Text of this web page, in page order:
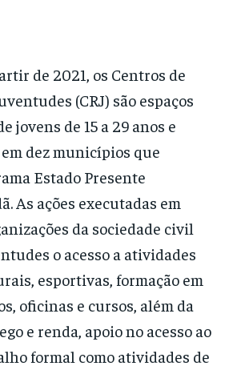
de 2021, os Centros de
(CRJ) são espaços
jovens de 15 a 29 anos e
dez municípios que
Estado Presente
As ações executadas em
da sociedade civil
o acesso a atividades
esportivas, formação em
oficinas e cursos, além da
e renda, apoio no acesso ao
formal como atividades de